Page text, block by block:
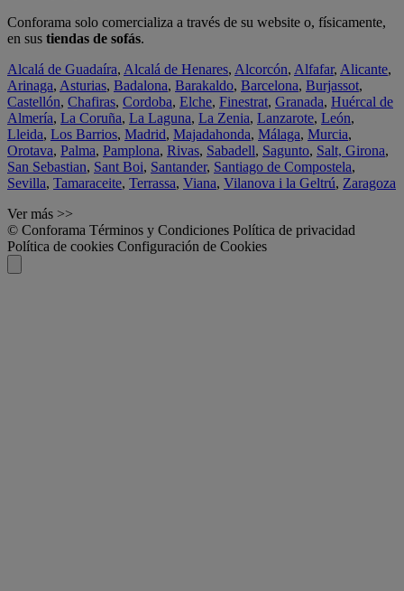
Conforama solo comercializa a través de su website o, físicamente,
en sus tiendas de sofás.
Alcalá de Guadaíra, Alcalá de Henares, Alcorcón, Alfafar, Alicante,
Arinaga, Asturias, Badalona, Barakaldo, Barcelona, Burjassot,
Castellón, Chafiras, Cordoba, Elche, Finestrat, Granada, Huércal de
Almería, La Coruña, La Laguna, La Zenia, Lanzarote, León,
Lleida, Los Barrios, Madrid, Majadahonda, Málaga, Murcia,
Orotava, Palma, Pamplona, Rivas, Sabadell, Sagunto, Salt, Girona,
San Sebastian, Sant Boi, Santander, Santiago de Compostela,
Sevilla, Tamaraceite, Terrassa, Viana, Vilanova i la Geltrú, Zaragoza
Ver más >>
© Conforama Términos y Condiciones Política de privacidad
Política de cookies Configuración de Cookies